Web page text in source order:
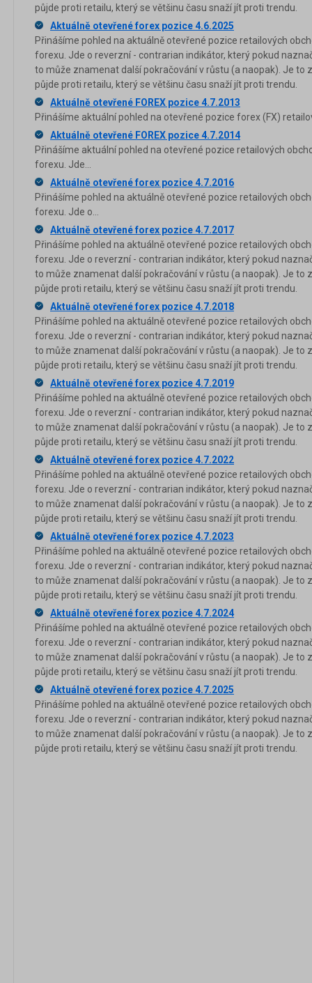
půjde proti retailu, který se většinu času snaží jít proti trendu.
Aktuálně otevřené forex pozice 4.6.2025
Přinášíme pohled na aktuálně otevřené pozice retailových
forexu. Jde o reverzní - contrarian indikátor, který pokud
to může znamenat další pokračování v růstu (a naopak). Je to
půjde proti retailu, který se většinu času snaží jít proti trendu.
Aktuálně otevřené FOREX pozice 4.7.2013
Přinášíme aktuální pohled na otevřené pozice forex (FX)
Aktuálně otevřené FOREX pozice 4.7.2014
Přinášíme aktuální pohled na otevřené pozice retailových
forexu. Jde...
Aktuálně otevřené forex pozice 4.7.2016
Přinášíme pohled na aktuálně otevřené pozice retailových
forexu. Jde o...
Aktuálně otevřené forex pozice 4.7.2017
Přinášíme pohled na aktuálně otevřené pozice retailových
forexu. Jde o reverzní - contrarian indikátor, který pokud
to může znamenat další pokračování v růstu (a naopak). Je to
půjde proti retailu, který se většinu času snaží jít proti trendu.
Aktuálně otevřené forex pozice 4.7.2018
Přinášíme pohled na aktuálně otevřené pozice retailových
forexu. Jde o reverzní - contrarian indikátor, který pokud
to může znamenat další pokračování v růstu (a naopak). Je to
půjde proti retailu, který se většinu času snaží jít proti trendu.
Aktuálně otevřené forex pozice 4.7.2019
Přinášíme pohled na aktuálně otevřené pozice retailových
forexu. Jde o reverzní - contrarian indikátor, který pokud
to může znamenat další pokračování v růstu (a naopak). Je to
půjde proti retailu, který se většinu času snaží jít proti trendu.
Aktuálně otevřené forex pozice 4.7.2022
Přinášíme pohled na aktuálně otevřené pozice retailových
forexu. Jde o reverzní - contrarian indikátor, který pokud
to může znamenat další pokračování v růstu (a naopak). Je to
půjde proti retailu, který se většinu času snaží jít proti trendu.
Aktuálně otevřené forex pozice 4.7.2023
Přinášíme pohled na aktuálně otevřené pozice retailových
forexu. Jde o reverzní - contrarian indikátor, který pokud
to může znamenat další pokračování v růstu (a naopak). Je to
půjde proti retailu, který se většinu času snaží jít proti trendu.
Aktuálně otevřené forex pozice 4.7.2024
Přinášíme pohled na aktuálně otevřené pozice retailových
forexu. Jde o reverzní - contrarian indikátor, který pokud
to může znamenat další pokračování v růstu (a naopak). Je to
půjde proti retailu, který se většinu času snaží jít proti trendu.
Aktuálně otevřené forex pozice 4.7.2025
Přinášíme pohled na aktuálně otevřené pozice retailových
forexu. Jde o reverzní - contrarian indikátor, který pokud
to může znamenat další pokračování v růstu (a naopak). Je to
půjde proti retailu, který se většinu času snaží jít proti trendu.